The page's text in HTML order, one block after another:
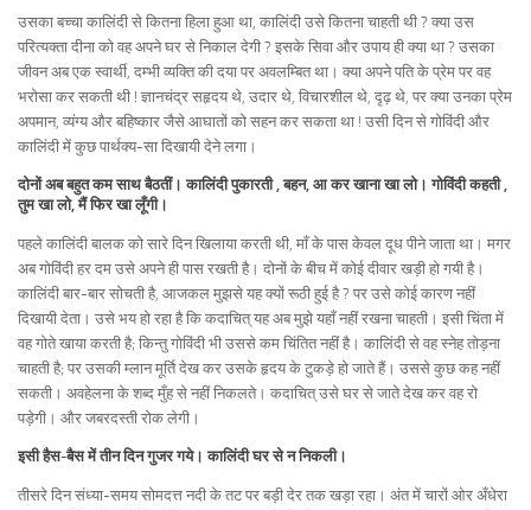
उसका बच्चा कालिंदी से कितना हिला हुआ था, कालिंदी उसे कितना चाहती थी ? क्या उस
परित्यक्ता दीना को वह अपने घर से निकाल देगी ? इसके सिवा और उपाय ही क्या था ? उसका
जीवन अब एक स्वार्थी, दम्भी व्यक्ति की दया पर अवलम्बित था। क्या अपने पति के प्रेम पर वह
भरोसा कर सकती थी ! ज्ञानचंद्र सहृदय थे, उदार थे, विचारशील थे, दृढ़ थे, पर क्या उनका प्रेम
अपमान, व्यंग्य और बहिष्कार जैसे आघातों को सहन कर सकता था ! उसी दिन से गोविंदी और
कालिंदी में कुछ पार्थक्य-सा दिखायी देने लगा।
दोनों अब बहुत कम साथ बैठतीं। कालिंदी पुकारती , बहन, आ कर खाना खा लो। गोविंदी कहती ,
तुम खा लो, मैं फिर खा लूँगी।
पहले कालिंदी बालक को सारे दिन खिलाया करती थी, माँ के पास केवल दूध पीने जाता था। मगर
अब गोविंदी हर दम उसे अपने ही पास रखती है। दोनों के बीच में कोई दीवार खड़ी हो गयी है।
कालिंदी बार-बार सोचती है, आजकल मुझसे यह क्यों रूठी हुई है ? पर उसे कोई कारण नहीं
दिखायी देता। उसे भय हो रहा है कि कदाचित् यह अब मुझे यहाँ नहीं रखना चाहती। इसी चिंता में
वह गोते खाया करती है; किन्तु गोविंदी भी उससे कम चिंतित नहीं है। कालिंदी से वह स्नेह तोड़ना
चाहती है; पर उसकी म्लान मूर्ति देख कर उसके हृदय के टुकड़े हो जाते हैं। उससे कुछ कह नहीं
सकती। अवहेलना के शब्द मुँह से नहीं निकलते। कदाचित् उसे घर से जाते देख कर वह रो
पड़ेगी। और जबरदस्ती रोक लेगी।
इसी हैस-बैस में तीन दिन गुजर गये। कालिंदी घर से न निकली।
तीसरे दिन संध्या-समय सोमदत्त नदी के तट पर बड़ी देर तक खड़ा रहा। अंत में चारों ओर अँधेरा